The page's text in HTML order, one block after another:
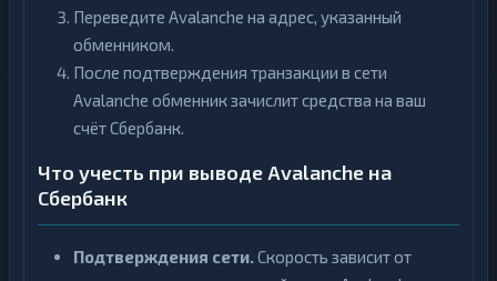
Переведите Avalanche на адрес, указанный
обменником.
После подтверждения транзакции в сети
Avalanche обменник зачислит средства на ваш
счёт Сбербанк.
Что учесть при выводе Avalanche на
Сбербанк
Подтверждения сети.Скорость зависит от